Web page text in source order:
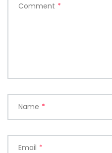
Comment *
Name *
Email *